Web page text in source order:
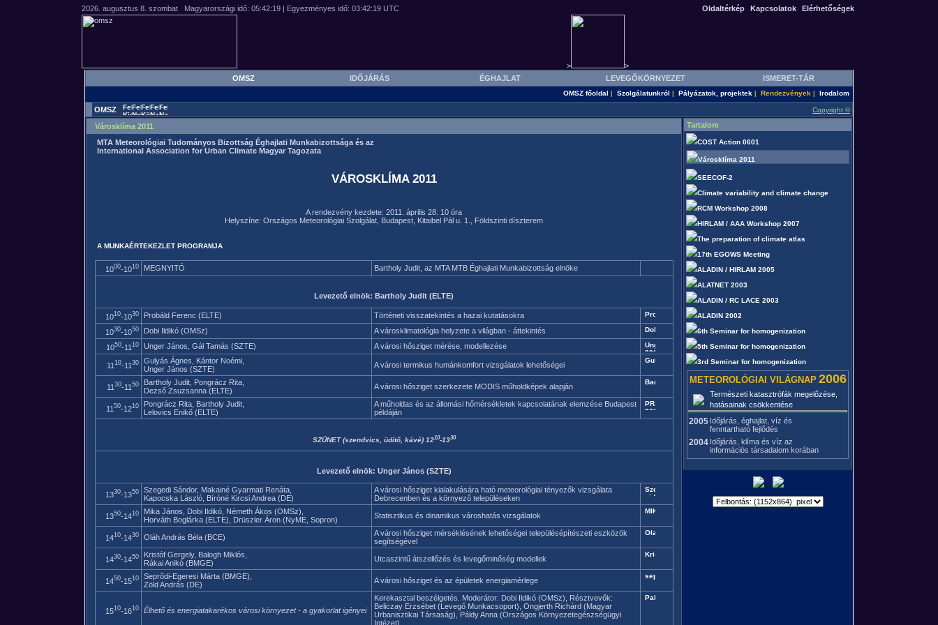
Elérhetőségek
Kapcsolatok
Oldaltérkép
>
>
OMSZ
IDŐJÁRÁS ÉGHAJLAT LEVEGŐKÖRNYEZET ISMERET-TÁR
OMSZ főoldal Szolgálatunkról Pályázatok, projektek Rendezvények Irodalom
OMSZ Copyright ©
Városklíma 2011
MTA Meteorológiai Tudományos Bizottság Éghajlati Munkabizottsága és az
International Association for Urban Climate Magyar Tagozata
VÁROSKLÍMA 2011
A rendezvény kezdete: 2011. április 28. 10 óra
Helyszíne: Országos Meteorológiai Szolgálat, Budapest, Kitaibel Pál u. 1., Földszinti díszterem
A MUNKAÉRTEKEZLET PROGRAMJA
1000-1010 MEGNYITÓ Bartholy Judit, az MTA MTB Éghajlati Munkabizottság elnöke
Levezető elnök: Bartholy Judit (ELTE)
1010-1030 Probáld Ferenc (ELTE)
Történeti visszatekintés a hazai kutatásokra
1030-1050 Dobi Ildikó (OMSz)
A városklimatológia helyzete a világban - áttekintés
1050-11 10 Unger János, Gál Tamás (SZTE) A városi hősziget mérése, modellezése
11 10-11 30
Gulyás Ágnes, Kántor Noémi,
Unger János (SZTE)
A városi termikus humánkomfort vizsgálatok lehetőségei
11 30-11 50
Bartholy Judit, Pongrácz Rita,
Dezső Zsuzsanna (ELTE)
A városi hősziget szerkezete MODIS műholdképek alapján
11 50-1210
Pongrácz Rita, Bartholy Judit,
Lelovics Enikő (ELTE)
A műholdas és az állomási hőmérsékletek kapcsolatának elemzése Budapest
példáján
SZÜNET (szendvics, üdítő, kávé) 1210-1330
Levezető elnök: Unger János (SZTE)
1330-1350
Szegedi Sándor, Makainé Gyarmati Renáta,
Kapocska László, Bíróné Kircsi Andrea (DE)
A városi hősziget kialakulására ható meteorológiai tényezők vizsgálata
Debrecenben és a környező településeken
1350-1410
Mika János, Dobi Ildikó, Németh Ákos (OMSz),
Horváth Boglárka (ELTE), Drüszler Áron (NyME, Sopron)
Statisztikus és dinamikus városhatás vizsgálatok
1410-1430 Oláh András Béla (BCE)
A városi hősziget mérséklésének lehetőségei településépítészeti eszközök
segítségével
1430-1450
Kristóf Gergely, Balogh Miklós,
Rákai Anikó (BMGE)
Utcaszintű átszellőzés és levegőminőség modellek
1450-1510
Seprődi-Egeresi Márta (BMGE),
Zöld András (DE)
A városi hősziget és az épületek energiamérlege
1510-1610 Élhető és energiatakarékos városi környezet - a gyakorlat igényei
Kerekasztal beszélgetés. Moderátor: Dobi Ildikó (OMSz), Résztvevők:
Beliczay Erzsébet (Levegő Munkacsoport), Ongjerth Richárd (Magyar
Urbanisztikai Társaság), Páldy Anna (Országos Környezetegészségügyi
Intézet)
Tartalom
COST Action 0601
Városklíma 2011
SEECOF-2
Climate variability and climate change
RCM Workshop 2008
HIRLAM / AAA Workshop 2007
The preparation of climate atlas
17th EGOWS Meeting
ALADIN / HIRLAM 2005
ALATNET 2003
ALADIN / RC LACE 2003
ALADIN 2002
6th Seminar for homogenization
5th Seminar for homogenization
3rd Seminar for homogenization
METEOROLÓGIAI VILÁGNAP 2006
Természeti katasztrófák megelőzése,
hatásainak csökkentése
2005 Időjárás, éghajlat, víz és
fenntartható fejlődés
2004 Időjárás, klíma és víz az
információs társadalom korában